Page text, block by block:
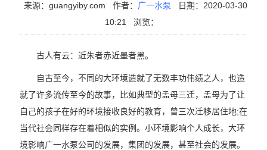
来源：guangyiby.com 作者： 广一水泵
日期：2020-03-30
10:21
浏览：
古人有云：近朱者赤近墨者黑。
自古至今，不同的大环境造就了无数丰功伟绩之人，也造
就了许多流传至今的故事，比如典型的孟母三迁，孟母为了让
自己的孩子在好的环境接收良好的教育，曾三次迁移居住地;在
当代社会同样存在着相似的实例。小环境影响个人成长，大环
境影响广一水泵公司的发展，集团的发展，甚至社会的发展。